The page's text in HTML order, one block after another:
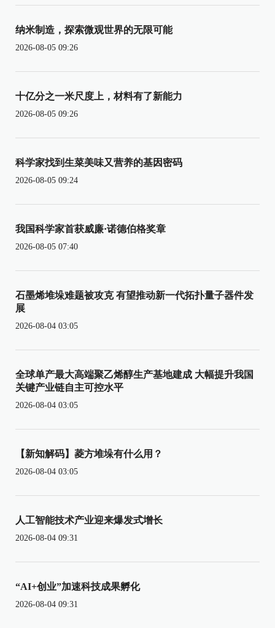
纳米制造，探索微观世界的无限可能
2026-08-05 09:26
十亿分之一米尺度上，材料有了新能力
2026-08-05 09:26
科学家找到生菜美味又营养的基因密码
2026-08-05 09:24
我国科学家首获威廉·诺德伯格奖章
2026-08-05 07:40
石墨烯堆垛难题被攻克 有望推动新一代拓扑量子器件发
展
2026-08-04 03:05
全球单产最大高端聚乙烯醇生产基地建成 大幅提升我国
关键产业链自主可控水平
2026-08-04 03:05
【新知解码】菱方堆垛有什么用？
2026-08-04 03:05
人工智能技术产业迎来爆发式增长
2026-08-04 09:31
“AI+创业”加速科技成果孵化
2026-08-04 09:31